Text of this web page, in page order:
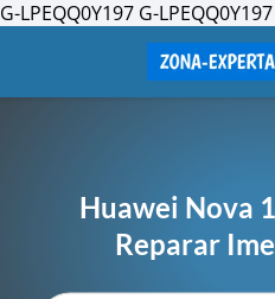
G-LPEQQ0Y197 G-LPEQQ0Y197
Huawei Nova
Reparar